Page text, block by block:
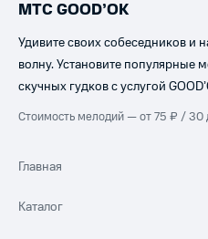
МТС GOOD’OK
Удивите своих собеседников и
волну. Установите популярные
скучных гудков с услугой
Стоимость мелодий — от 75 ₽ / 30
Главная
Каталог